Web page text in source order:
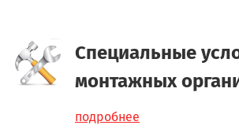
Специальные
монтажных
подробнее